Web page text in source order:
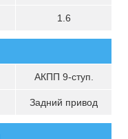
1.6
АКПП 9-ступ.
Задний привод